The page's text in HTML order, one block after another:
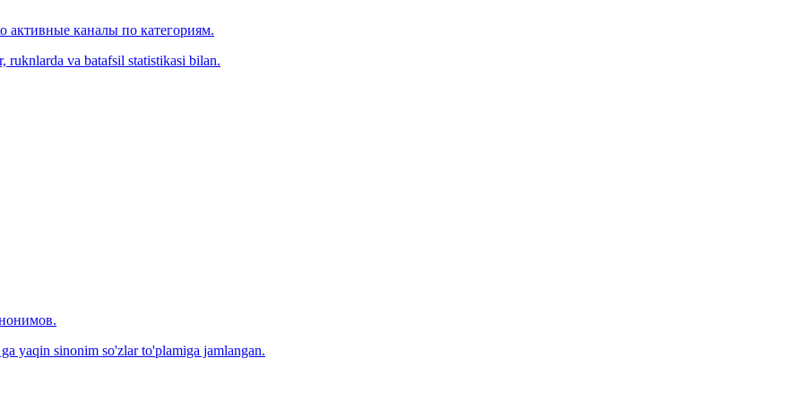
активные каналы по категориям.
ruknlarda va batafsil statistikasi bilan.
yaqin sinonim so'zlar to'plamiga jamlangan.